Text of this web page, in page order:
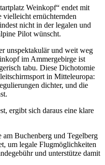
Weinkopf“ endet mit
vielleicht ernüchternden
nicht in der legalen und
Pilot wünscht.
unspektakulär und weit weg
im Ammergebirge ist
tabu. Diese Dichotomie
in Mitteleuropa:
dichter, und die
ergibt sich daraus eine klare
Buchenberg und Tegelberg
um legale Flugmöglichkeiten
und unterstütze damit